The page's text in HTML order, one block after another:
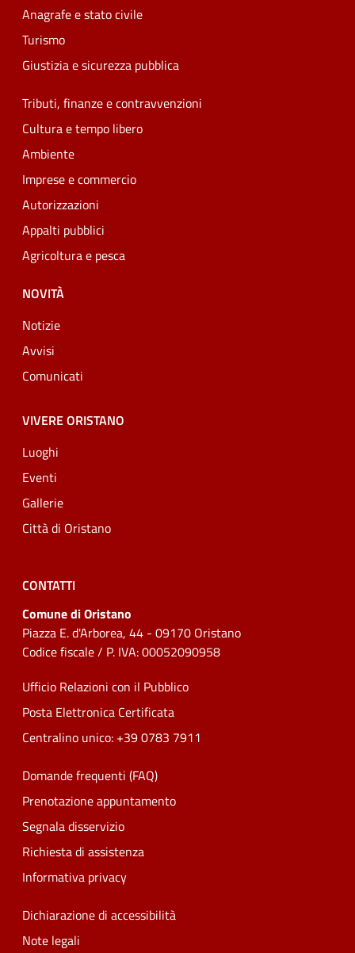
Anagrafe e stato civile
Turismo
Giustizia e sicurezza pubblica
Tributi, finanze e contravvenzioni
Cultura e tempo libero
Ambiente
Imprese e commercio
Autorizzazioni
Appalti pubblici
Agricoltura e pesca
NOVITÀ
Notizie
Avvisi
Comunicati
VIVERE ORISTANO
Luoghi
Eventi
Gallerie
Città di Oristano
CONTATTI
Comune di Oristano
Piazza E. d'Arborea, 44 - 09170 Oristano
Codice fiscale / P. IVA: 00052090958
Ufficio Relazioni con il Pubblico
Posta Elettronica Certificata
Centralino unico: +39 0783 7911
Domande frequenti (FAQ)
Prenotazione appuntamento
Segnala disservizio
Richiesta di assistenza
Informativa privacy
Dichiarazione di accessibilità
Note legali